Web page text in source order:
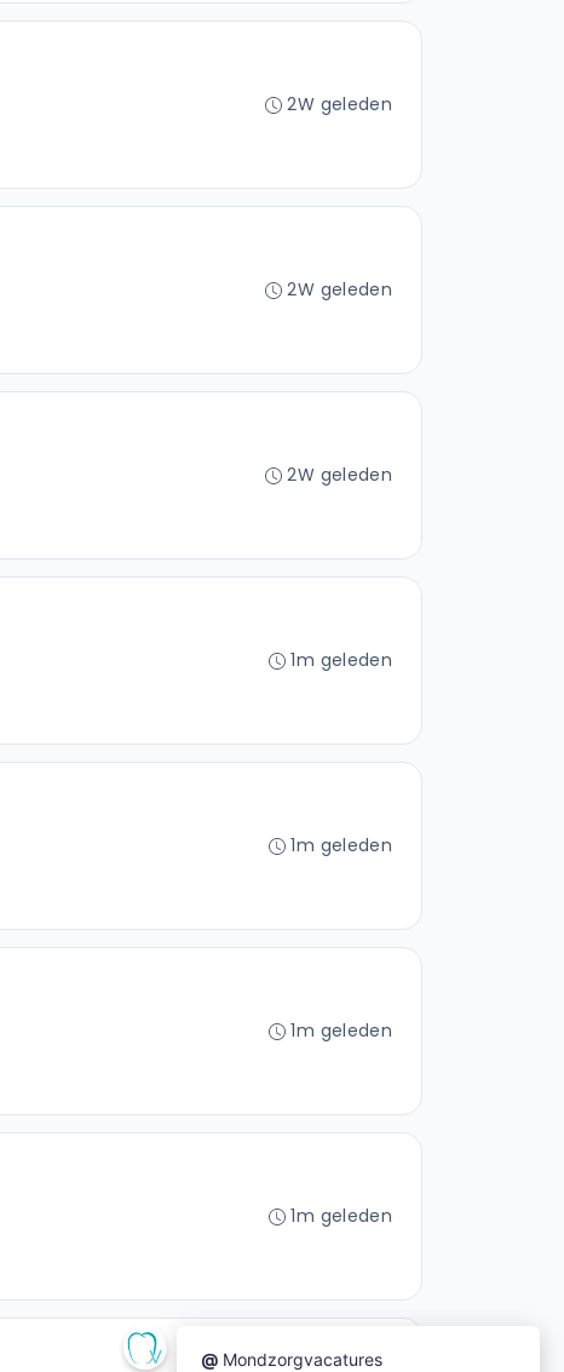
2W geleden
2W geleden
2W geleden
1m geleden
1m geleden
1m geleden
1m geleden